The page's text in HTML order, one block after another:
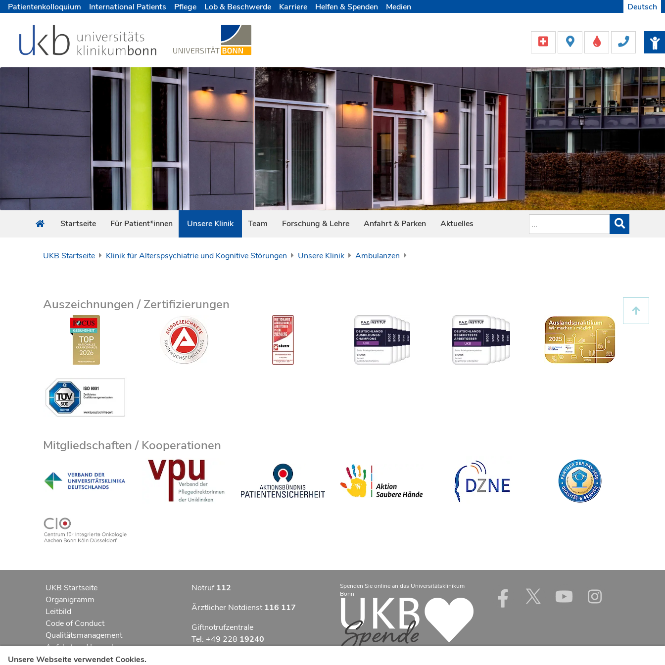
Patientenkolloquium International Patients Pflege Lob & Beschwerde Karriere Helfen & Spenden Medien Deutsch
Startseite Für Patient*innen Unsere Klinik Team Forschung & Lehre Anfahrt & Parken Aktuelles
UKB Startseite Klinik für Alterspsychiatrie und Kognitive Störungen Unsere Klinik Ambulanzen
Auszeichnungen / Zertifizierungen
Mitgliedschaften / Kooperationen
UKB Startseite
Organigramm
Leitbild
Code of Conduct
Qualitätsmanagement
Anfahrt und Lageplan
Erklärung zur Barrierefreiheit
Notruf 112
Ärztlicher Notdienst 116 117
Giftnotrufzentrale
Tel: +49 228 19240
Spenden Sie online an das Universitätsklinikum
Bonn
Unsere Webseite verwendet Cookies.